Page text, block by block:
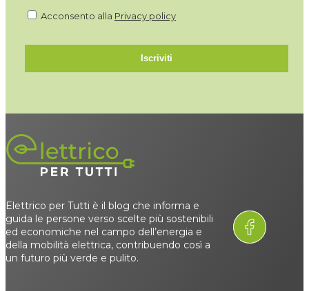
Acconsento alla Privacy policy
Iscriviti
Elettrico per Tutti è il blog che informa e
guida le persone verso scelte più sostenibili
ed economiche nel campo dell’energia e
della mobilità elettrica, contribuendo così a
un futuro più verde e pulito.